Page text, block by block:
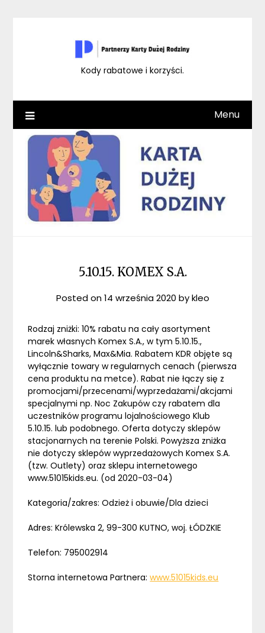
Kody rabatowe i korzyści.
Menu
5.10.15. KOMEX S.A.
Posted on14 września 2020 bykleo
Rodzaj zniżki: 10% rabatu na cały asortyment
marek własnych Komex S.A., w tym 5.10.15.,
Lincoln&Sharks, Max&Mia. Rabatem KDR objęte są
wyłącznie towary w regularnych cenach (pierwsza
cena produktu na metce). Rabat nie łączy się z
promocjami/przecenami/wyprzedażami/akcjami
specjalnymi np. Noc Zakupów czy rabatem dla
uczestników programu lojalnościowego Klub
5.10.15. lub podobnego. Oferta dotyczy sklepów
stacjonarnych na terenie Polski. Powyższa zniżka
nie dotyczy sklepów wyprzedażowych Komex S.A.
(tzw. Outlety) oraz sklepu internetowego
www.51015kids.eu. (od 2020-03-04)
Kategoria/zakres: Odzież i obuwie/Dla dzieci
Adres: Królewska 2, 99-300 KUTNO, woj. ŁÓDZKIE
Telefon: 795002914
Storna internetowa Partnera:www.51015kids.eu